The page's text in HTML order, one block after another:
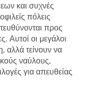
και συχνές
πόλεις
προς
Αυτοί οι μεγάλοι
αλλά τείνουν να
ναύλους,
για απευθείας